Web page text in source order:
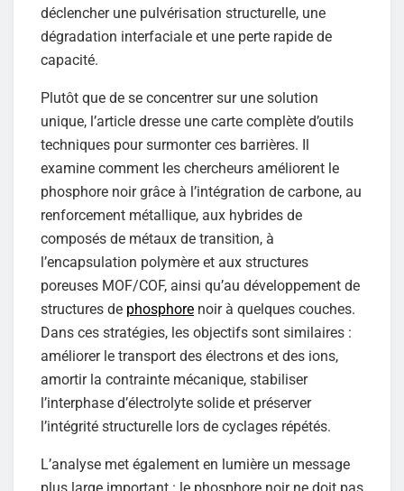
déclencher une pulvérisation structurelle, une
dégradation interfaciale et une perte rapide de
capacité.
Plutôt que de se concentrer sur une solution
unique, l’article dresse une carte complète d’outils
techniques pour surmonter ces barrières. Il
examine comment les chercheurs améliorent le
phosphore noir grâce à l’intégration de carbone, au
renforcement métallique, aux hybrides de
composés de métaux de transition, à
l’encapsulation polymère et aux structures
poreuses MOF/COF, ainsi qu’au développement de
structures de phosphore noir à quelques couches.
Dans ces stratégies, les objectifs sont similaires :
améliorer le transport des électrons et des ions,
amortir la contrainte mécanique, stabiliser
l’interphase d’électrolyte solide et préserver
l’intégrité structurelle lors de cyclages répétés.
L’analyse met également en lumière un message